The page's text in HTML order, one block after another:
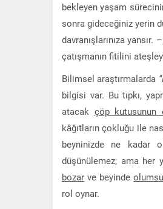
bekleyen yaşam
sonra gideceğiniz yerin
davranışlarınıza yansır. –
çatışmanın fitilini
Bilimsel araştırmalarda
bilgisi var. Bu tıpkı,
atacak çöp kutusunun
kâğıtların çokluğu ile
beyninizde ne kadar
düşünülemez; ama her
bozar ve beyinde
rol oynar.